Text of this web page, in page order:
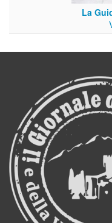
La